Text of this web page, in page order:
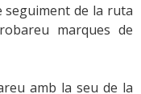
de la ruta
marques de
amb la seu de la